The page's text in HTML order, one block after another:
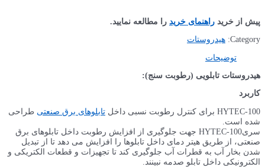
پیش از خرید راهنمای خرید را مطالعه نمایید.
Category: هیدروستات
توضیحات
هیدروستات تابلویی (رطوبت سنج):
کاربرد
HYTEC-100 برای کنترل رطوبت نسبی داخل تابلوهای برق صنعتی طراحی
شده است.
سریHYTEC-100 جهت جلوگیری از افزایش رطوبت داخل تابلوهای برق
صنعتی، از طریق هیتر دمای داخل تابلوها را افزایش می دهد تا از تبدیل
شدن بخار آب به قطرات آب جلوگیری کند تا تجهیزات و قطعات الکتریکی و
الکترونیکی داخل تابلو صدمه نبینند.